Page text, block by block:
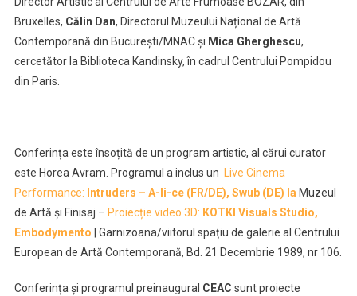
Bruxelles, Călin Dan, Directorul Muzeului Național de Artă
Contemporană din București/MNAC și Mica Gherghescu,
cercetător la Biblioteca Kandinsky, în cadrul Centrului Pompidou
din Paris.
Conferința este însoțită de un program artistic, al cărui curator
este Horea Avram. Programul a inclus un Live Cinema
Performance: Intruders – A-li-ce (FR/DE), Swub (DE) la Muzeul
de Artă și Finisaj – Proiecție video 3D: KOTKI Visuals Studio,
Embodymento | Garnizoana/viitorul spațiu de galerie al Centrului
European de Artă Contemporană, Bd. 21 Decembrie 1989, nr 106.
Conferința și programul preinaugural CEAC sunt proiecte